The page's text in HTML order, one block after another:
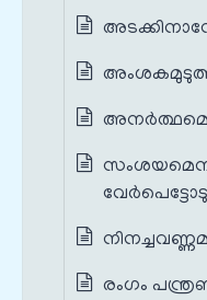
രംഗം